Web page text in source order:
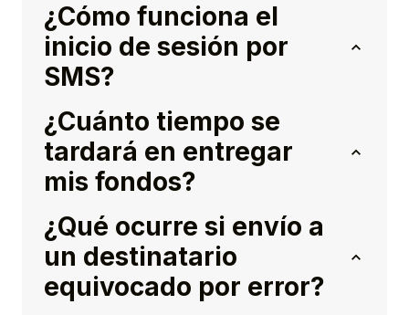
¿Cómo funciona el
inicio de sesión por
SMS?
¿Cuánto tiempo se
tardará en entregar
mis fondos?
¿Qué ocurre si envío a
un destinatario
equivocado por error?